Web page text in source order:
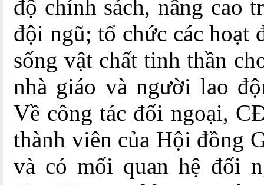
độ chính sách, nâng cao
đội ngũ; tổ chức các hoạt
sống vật chất tinh thần
nhà giáo và người lao
Về công tác đối ngoại,
thành viên của Hội đồng
và có mối quan hệ đối